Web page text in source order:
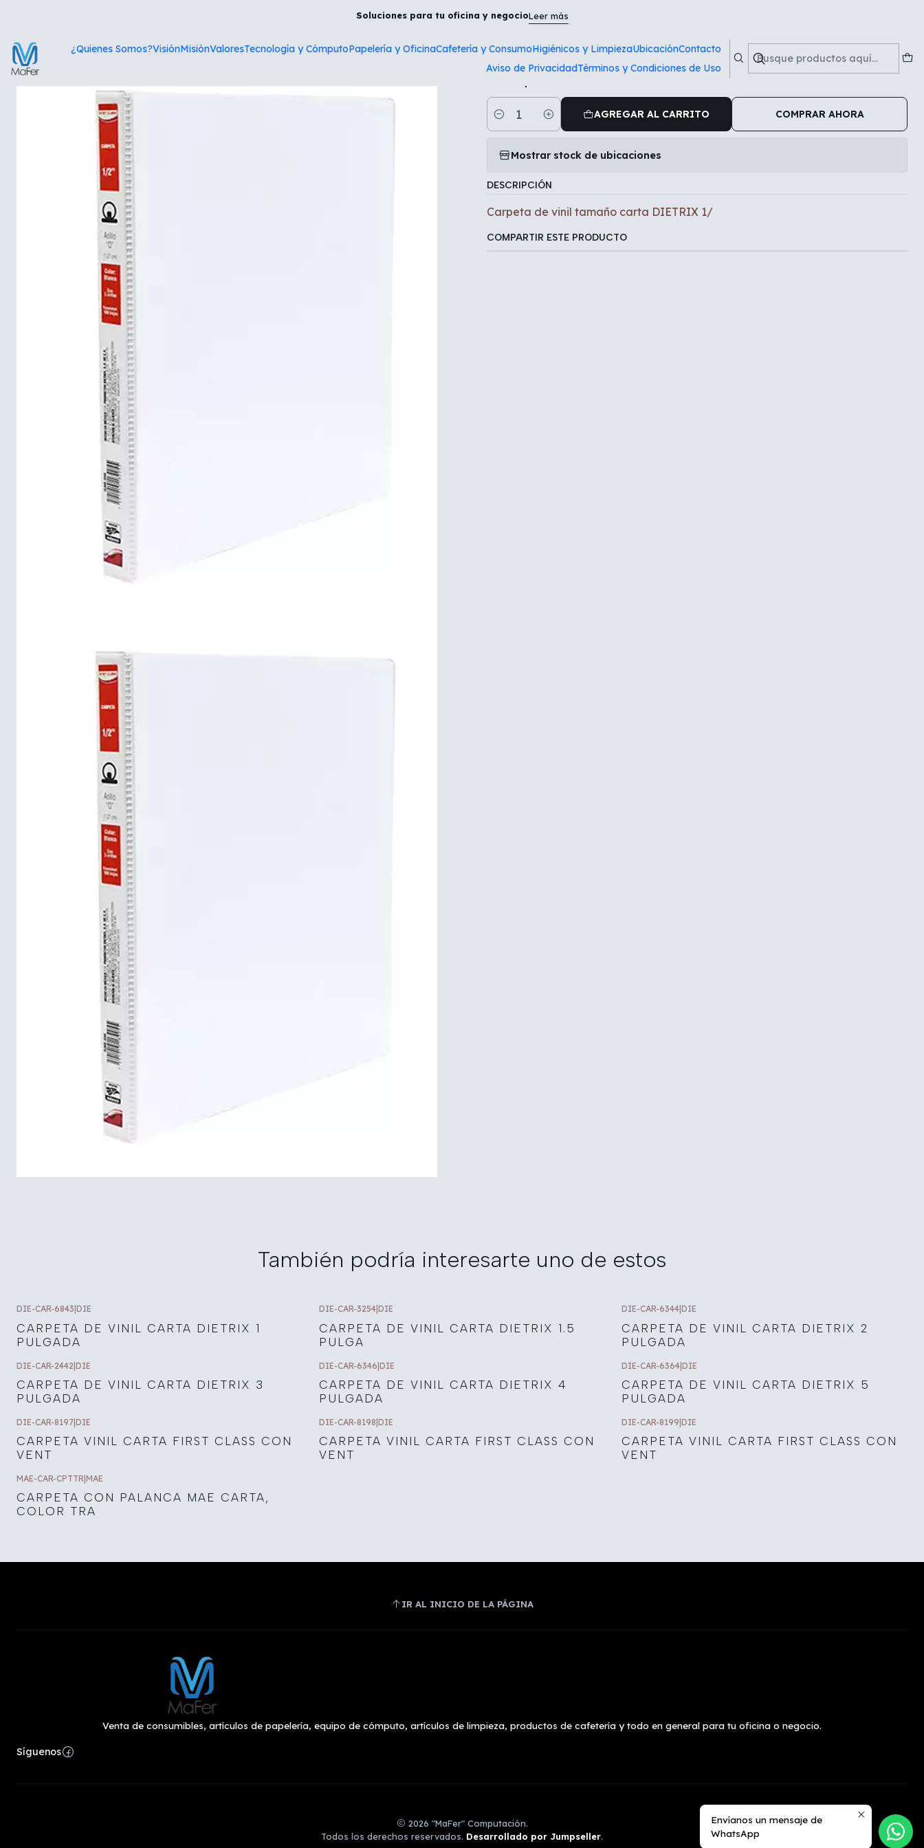
¿Quienes Somos?VisiónMisiónValoresTecnología y CómputoPapelería y OficinaCafetería y ConsumoHigiénicos y LimpiezaUbicaciónContacto
Aviso de PrivacidadTérminos y Condiciones de Uso
Soluciones para tu oficina y negocioLeer más
Papelería y Oficina Carpeta de vinil tamaño carta DIETRIX 1/
Carpeta de vinil tamaño carta DIETRIX 1/
Cantidad
AGREGAR AL CARRITO COMPRAR AHORA
Mostrar stock de ubicaciones
DESCRIPCIÓN
Carpeta de vinil tamaño carta DIETRIX 1/
COMPARTIR ESTE PRODUCTO
También podría interesarte uno de estos
DIE-CAR-6843 DIE
CARPETA DE VINIL CARTA DIETRIX 1
PULGADA
DIE-CAR-3254| DIE
CARPETA DE VINIL CARTA DIETRIX 1.5
PULGA
DIE-CAR-6344| DIE
CARPETA DE VINIL CARTA DIETRIX 2
PULGADA
DIE-CAR-2442|DIE
CARPETA DE VINIL CARTA DIETRIX 3
PULGADA
DIE-CAR-6346|DIE
CARPETA DE VINIL CARTA DIETRIX 4
PULGADA
DIE-CAR-6364|DIE
CARPETA DE VINIL CARTA DIETRIX 5
PULGADA
DIE-CAR-8197 DIE
CARPETA VINIL CARTA FIRST CLASS CON
VENT
DIE-CAR-8198 DIE
CARPETA VINIL CARTA FIRST CLASS CON
VENT
DIE-CAR-8199 DIE
CARPETA VINIL CARTA FIRST CLASS CON
VENT
MAE-CAR-CPTTR MAE
CARPETA CON PALANCA MAE CARTA,
COLOR TRA
IR AL INICIO DE LA PÁGINA
Venta de consumibles, artículos de papelería, equipo de cómputo, artículos de limpieza, productos de cafetería y todo en general para tu oficina o negocio.
Síguenos
2026 "MaFer" Computación.
Todos los derechos reservados. Desarrollado por Jumpseller.
Envíanos un mensaje de
WhatsApp